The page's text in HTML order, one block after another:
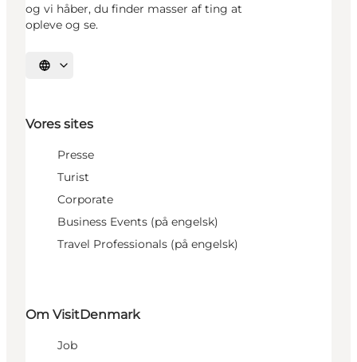
og vi håber, du finder masser af ting at
opleve og se.
Vælg sprog
Vores sites
Presse
Turist
Corporate
Business Events (på engelsk)
Travel Professionals (på engelsk)
Om VisitDenmark
Job